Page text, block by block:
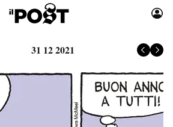
Moda
Libri
31 12 2021